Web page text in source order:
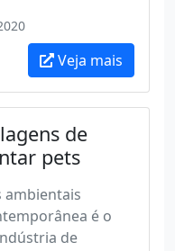
Veja mais
de
pets
ambientais
é o
de